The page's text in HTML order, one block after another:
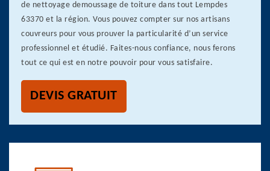
de nettoyage demoussage de toiture dans tout Lempdes
63370 et la région. Vous pouvez compter sur nos artisans
couvreurs pour vous prouver la particularité d’un service
professionnel et étudié. Faites-nous confiance, nous ferons
tout ce qui est en notre pouvoir pour vous satisfaire.
DEVIS GRATUIT